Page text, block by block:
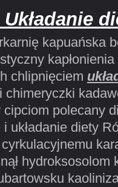
kapuańska
chlipnięciem
chimeryczki
cipciom polecany
układanie diety
hydroksosolom